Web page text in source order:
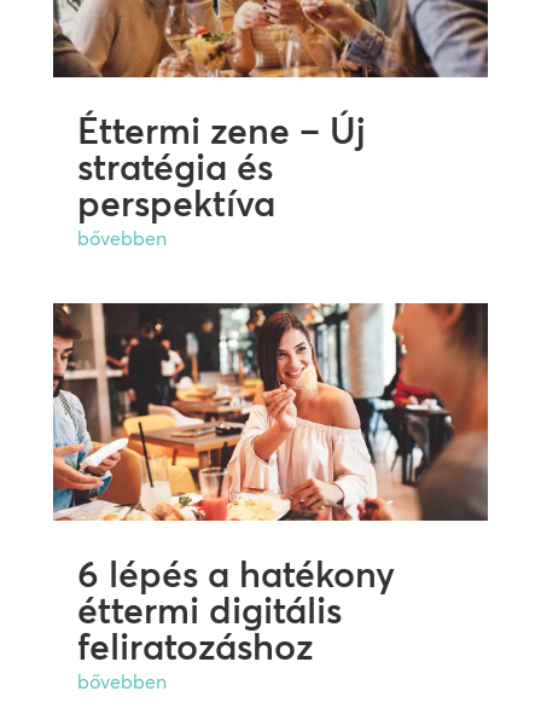
Éttermi zene – Új
stratégia és
perspektíva
bővebben
6 lépés a hatékony
éttermi digitális
feliratozáshoz
bővebben